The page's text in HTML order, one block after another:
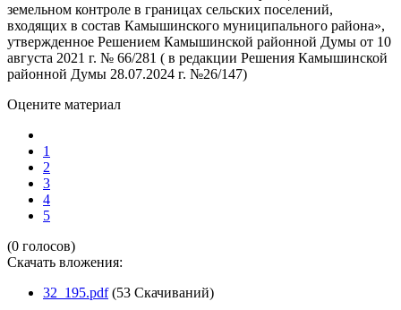
земельном контроле в границах сельских поселений,
входящих в состав Камышинского муниципального района»,
утвержденное Решением Камышинской районной Думы от 10
августа 2021 г. № 66/281 ( в редакции Решения Камышинской
районной Думы 28.07.2024 г. №26/147)
Оцените материал
1
2
3
4
5
(0 голосов)
Скачать вложения:
32_195.pdf (53 Скачиваний)